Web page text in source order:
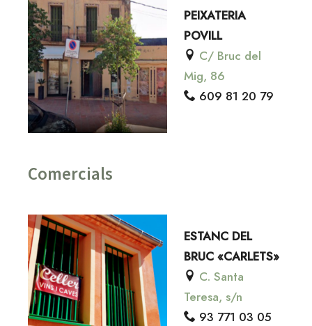
PEIXATERIA
POVILL
C/ Bruc del
Mig, 86
609 81 20 79
Comercials
ESTANC DEL
BRUC «CARLETS»
C. Santa
Teresa, s/n
93 771 03 05